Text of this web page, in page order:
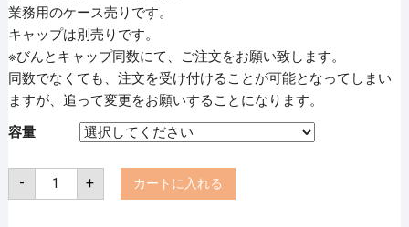
業務用のケース売りです。
キャップは別売りです。
※びんとキャップ同数にて、ご注文をお願い致します。
同数でなくても、注文を受け付けることが可能となってしまい
ますが、追って変更をお願いすることになります。
容量
-
TK
口
+ カートに入れる